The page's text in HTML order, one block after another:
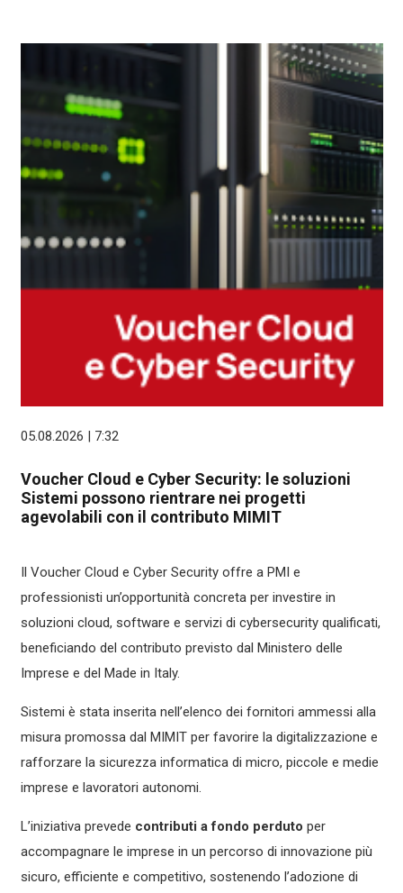
05.08.2026 | 7:32
Voucher Cloud e Cyber Security: le soluzioni
Sistemi possono rientrare nei progetti
agevolabili con il contributo MIMIT
Il Voucher Cloud e Cyber Security offre a PMI e
professionisti un’opportunità concreta per investire in
soluzioni cloud, software e servizi di cybersecurity qualificati,
beneficiando del contributo previsto dal Ministero delle
Imprese e del Made in Italy.
Sistemi è stata inserita nell’elenco dei fornitori ammessi alla
misura promossa dal MIMIT per favorire la digitalizzazione e
rafforzare la sicurezza informatica di micro, piccole e medie
imprese e lavoratori autonomi.
L’iniziativa prevede contributi a fondo perduto per
accompagnare le imprese in un percorso di innovazione più
sicuro, efficiente e competitivo, sostenendo l’adozione di